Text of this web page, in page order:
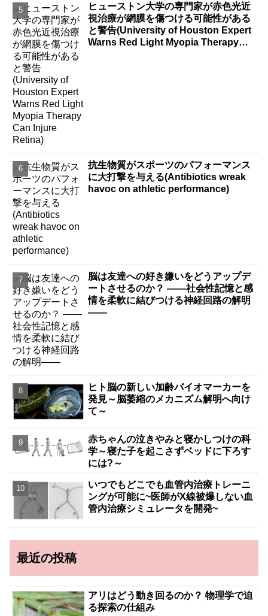
ヒューストン大学の専門家が赤色光近
視治療が網膜を傷つける可能性がある
と警告(University of Houston Expert
Warns Red Light Myopia Therapy
抗生物質がスポーツのパフォーマンス
に大打撃を与える(Antibiotics wreak
havoc on athletic performance)
脳は友達への好き嫌いをどうアップデ
ートさせるのか？ ――社会性記憶と感
情を柔軟に結びつける神経回路の解明
――
ヒト脳の新しい加齢バイオマーカーを
発見～脳萎縮のメカニズム解明へ向け
て～
赤ちゃんの泣きやみと寝かしつけの科
学～寝た子を起こさずベッドに下ろす
には?～
いつでもどこでも血管内治療トレーニ
ングが可能に~医師がX線被爆しない血
管内治療シミュレータを開発~
最近の投稿
アリはどう動き回るのか？ 物理学で迫
る探索の仕組み